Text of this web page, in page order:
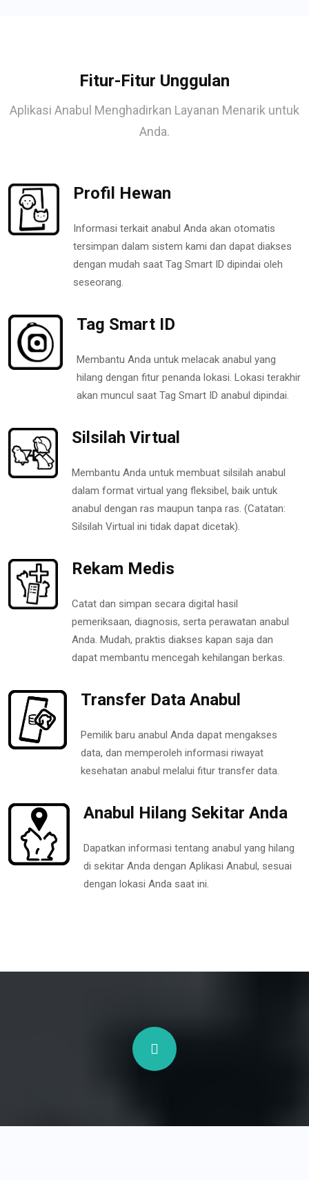
Fitur-Fitur Unggulan
Aplikasi Anabul Menghadirkan Layanan Menarik untuk
Anda.
Profil Hewan
Informasi terkait anabul Anda akan otomatis
tersimpan dalam sistem kami dan dapat diakses
dengan mudah saat Tag Smart ID dipindai oleh
seseorang.
Tag Smart ID
Membantu Anda untuk melacak anabul yang
hilang dengan fitur penanda lokasi. Lokasi terakhir
akan muncul saat Tag Smart ID anabul dipindai.
Silsilah Virtual
Membantu Anda untuk membuat silsilah anabul
dalam format virtual yang fleksibel, baik untuk
anabul dengan ras maupun tanpa ras. (Catatan:
Silsilah Virtual ini tidak dapat dicetak).
Rekam Medis
Catat dan simpan secara digital hasil
pemeriksaan, diagnosis, serta perawatan anabul
Anda. Mudah, praktis diakses kapan saja dan
dapat membantu mencegah kehilangan berkas.
Transfer Data Anabul
Pemilik baru anabul Anda dapat mengakses
data, dan memperoleh informasi riwayat
kesehatan anabul melalui fitur transfer data.
Anabul Hilang Sekitar Anda
Dapatkan informasi tentang anabul yang hilang
di sekitar Anda dengan Aplikasi Anabul, sesuai
dengan lokasi Anda saat ini.